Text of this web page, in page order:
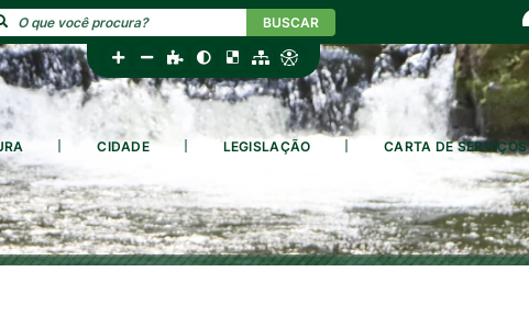
BUSCAR
CIDADE LEGISLAÇÃO CARTA DE SERVIÇOS